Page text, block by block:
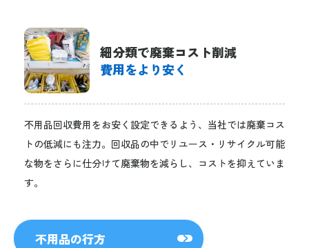
細分類で廃棄コスト削減
費用をより安く
不用品回収費用をお安く設定できるよう、当社では廃棄コス
トの低減にも注力。回収品の中でリユース・リサイクル可能
な物をさらに仕分けて廃棄物を減らし、コストを抑えていま
す。
不用品の行方